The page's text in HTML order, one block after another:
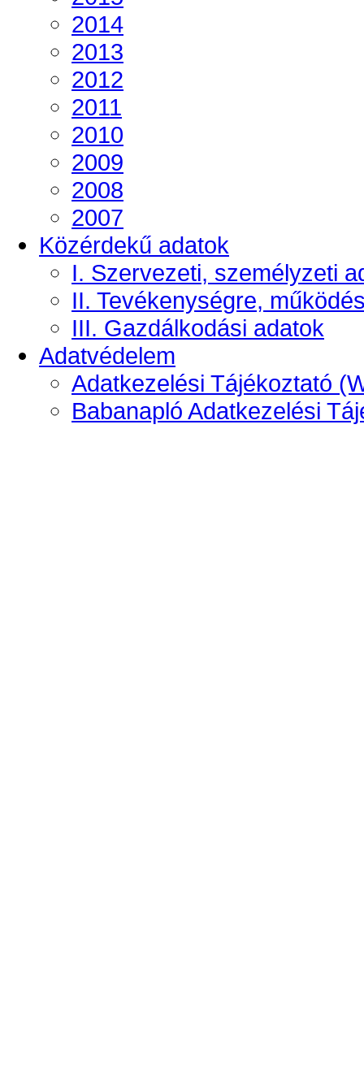
2014
2013
2012
2011
2010
2009
2008
2007
Közérdekű adatok
I. Szervezeti, személyzeti
II. Tevékenységre,
III. Gazdálkodási adatok
Adatvédelem
Adatkezelési Tájékoztató
Babanapló Adatkezelési